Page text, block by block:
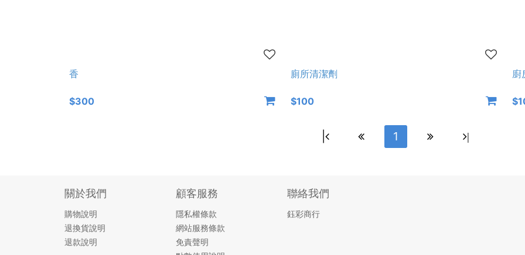
香
$300
廁所清潔劑
$100
廚
1 |
關於我們
購物說明
退換貨說明
退款說明
顧客服務
隱私權條款
網站服務條款
免責聲明
聯絡我們
鈺彩商行